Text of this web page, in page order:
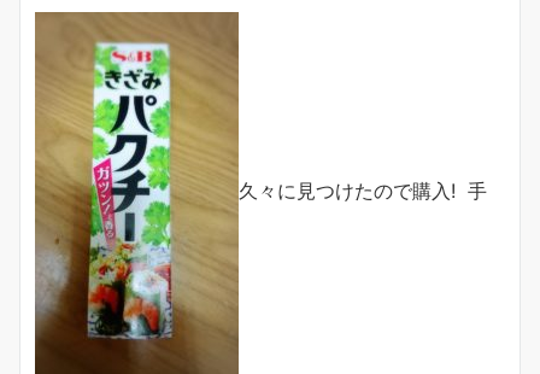
久々に見つけたので購入! 手